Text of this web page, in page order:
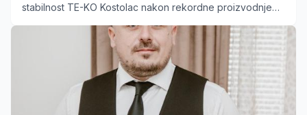
stabilnost TE-KO Kostolac nakon rekordne proizvodnje